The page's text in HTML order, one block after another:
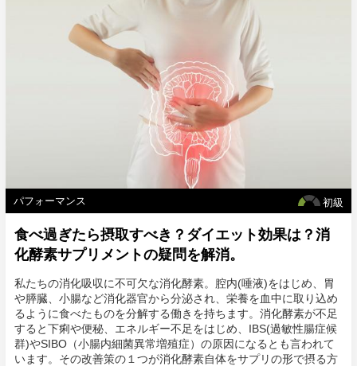
性などが報告されています[3][4]。
初級
パフォーマンス
食べ過ぎたら摂取すべき？ダイエット効果は？消
化酵素サプリメントの疑問を解消。
私たちの消化吸収に不可欠な消化酵素。腔内(唾液)をはじめ、胃
や膵臓、小腸など消化器官から分泌され、栄養を血中に取り込め
るように食べたものを分解する働きを持ちます。消化酵素が不足
すると下痢や便秘、エネルギー不足をはじめ、IBS(過敏性腸症候
群)やSIBO（小腸内細菌異常増殖症）の原因になるとも言われて
います。その改善策の１つが消化酵素自体をサプリの形で摂る方